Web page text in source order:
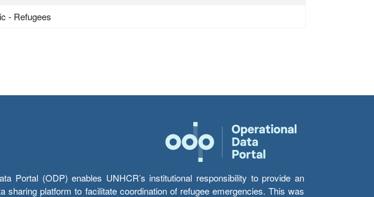
- Refugees
Portal (ODP) enables UNHCR’s institutional responsibility to provide an
sharing platform to facilitate coordination of refugee emergencies. This was